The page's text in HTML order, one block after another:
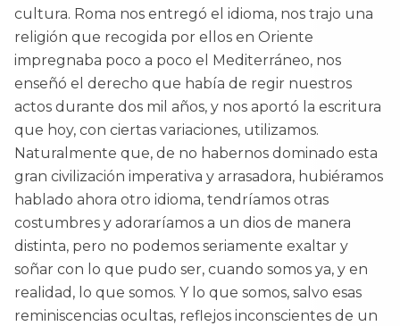
cultura. Roma nos entregó el idioma, nos trajo una
religión que recogida por ellos en Oriente
impregnaba poco a poco el Mediterráneo, nos
enseñó el derecho que había de regir nuestros
actos durante dos mil años, y nos aportó la escritura
que hoy, con ciertas variaciones, utilizamos.
Naturalmente que, de no habernos dominado esta
gran civilización imperativa y arrasadora, hubiéramos
hablado ahora otro idioma, tendríamos otras
costumbres y adoraríamos a un dios de manera
distinta, pero no podemos seriamente exaltar y
soñar con lo que pudo ser, cuando somos ya, y en
realidad, lo que somos. Y lo que somos, salvo esas
reminiscencias ocultas, reflejos inconscientes de un